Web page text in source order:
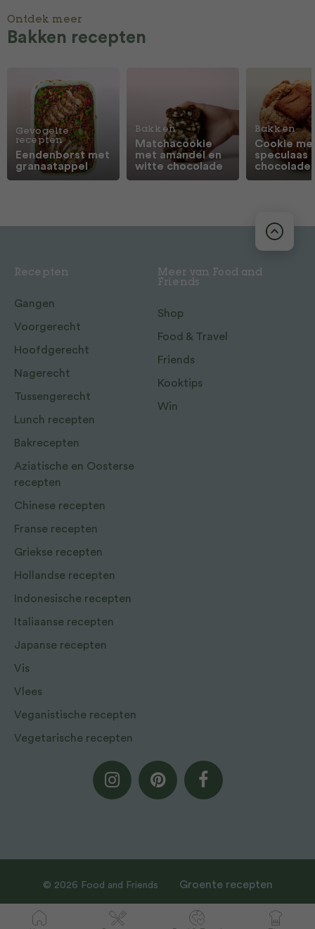
Ontdek meer
Bakken recepten
Gevogelte
recepten
Eendenborst met
granaatappel
Bakken
Matchacookie
met amandel en
witte chocolade
Bakken
Cookie
speculaas
chocolade
Recepten
Gangen
Voorgerecht
Hoofdgerecht
Nagerecht
Tussengerecht
Lunch recepten
Bakrecepten
Aziatische en Oosterse
recepten
Chinese recepten
Franse recepten
Griekse recepten
Hollandse recepten
Indonesische recepten
Italiaanse recepten
Japanse recepten
Vis
Vlees
Veganistische recepten
Vegetarische recepten
Meer van Food and
Friends
Shop
Food & Travel
Friends
Kooktips
Win
© 2026 Food and Friends Groente recepten